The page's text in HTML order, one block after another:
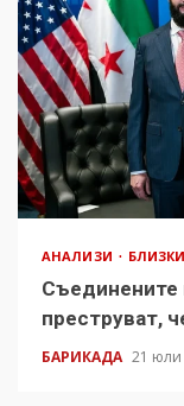
АНАЛИЗИ
Съединените
преструват,
БАРИКАДА 21 юли